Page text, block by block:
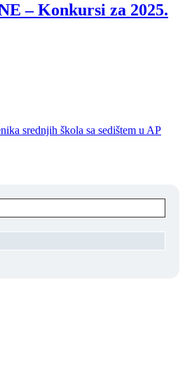
– Konkursi za 2025.
srednjih škola sa sedištem u AP